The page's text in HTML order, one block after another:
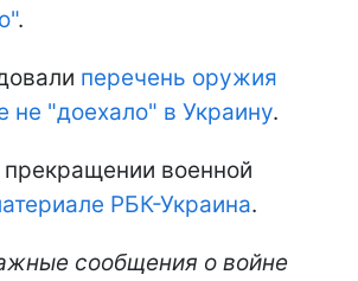
.
перечень оружия
не "доехало" в Украину.
военной
РБК-Украина.
сообщения о войне